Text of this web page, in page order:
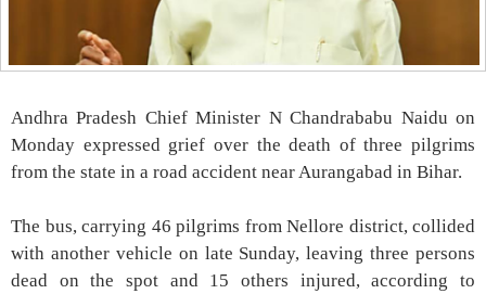
Andhra Pradesh Chief Minister N Chandrababu Naidu on
Monday expressed grief over the death of three pilgrims
from the state in a road accident near Aurangabad in Bihar.
The bus, carrying 46 pilgrims from Nellore district, collided
with another vehicle on late Sunday, leaving three persons
dead on the spot and 15 others injured, according to